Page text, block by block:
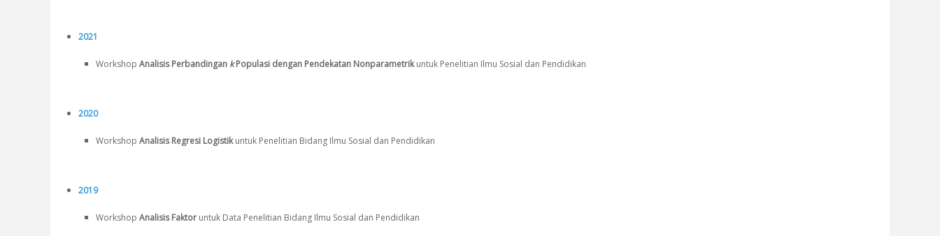
2021
Workshop Analisis Perbandingan kPopulasi dengan Pendekatan Nonparametrikuntuk Penelitian Ilmu Sosial dan Pendidikan
2020
Workshop Analisis Regresi Logistikuntuk Penelitian Bidang Ilmu Sosial dan Pendidikan
2019
Workshop Analisis Faktor untuk Data Penelitian Bidang Ilmu Sosial dan Pendidikan